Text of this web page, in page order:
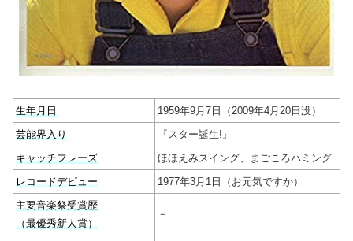
生年月日
1959年9月7日（2009年4月20日没）
芸能界入り
『スター誕生!』
キャッチフレーズ
ほほえみスイング、まごころハミング
レコードデビュー
1977年3月1日（お元気ですか）
主要音楽祭受賞歴
（最優秀新人賞）
－